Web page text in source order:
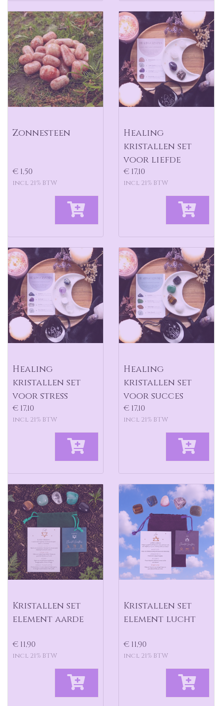
Zonnesteen
€ 1,50
incl 21% BTW
Healing
kristallen set
voor liefde
€ 17,10
incl 21% BTW
Healing
kristallen set
voor stress
€ 17,10
incl 21% BTW
Healing
kristallen set
voor succes
€ 17,10
incl 21% BTW
Kristallen set
element aarde
€ 11,90
incl 21% BTW
Kristallen set
element lucht
€ 11,90
incl 21% BTW